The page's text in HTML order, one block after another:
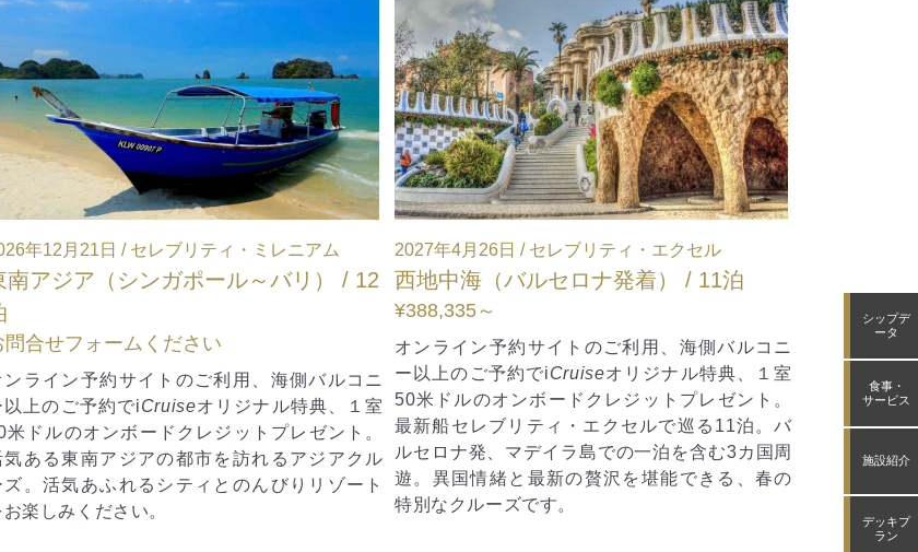
シップデ
ータ
食事・
サービス
施設紹介
デッキプ
ラン
2027年4月26日 / セレブリティ・エクセル
西地中海（バルセロナ発着） / 11泊
オンライン予約サイトのご利用、海側バルコニ
ー以上のご予約で
iCruise オリジナル特典、１室
50米ドルのオンボードクレジットプレゼント。
最新船セレブリティ・エクセルで巡る11泊。バ
ルセロナ発、マデイラ島での一泊を含む3カ国周
遊。異国情緒と最新の贅沢を堪能できる、春の
特別なクルーズです。
2027年7月26日 / セレブリティ・アセント
西地中海（ローマ発着） / 11泊
お問合せフォームください
オンライン予約サイトのご利用、海側バルコニ
ー以上のご予約でiCruise オリジナル特典、１室
50米ドルのオンボードクレジットプレゼント。
最新船セレブリティ・アセントで巡る皆既日食
クルーズ11泊。光あふれる海岸線から活気あふ
れる沿岸の町々まで魅力あふれる地中海を尋ね
ます。
お問合
50米ド
東京発
ィ・ミ
しみい